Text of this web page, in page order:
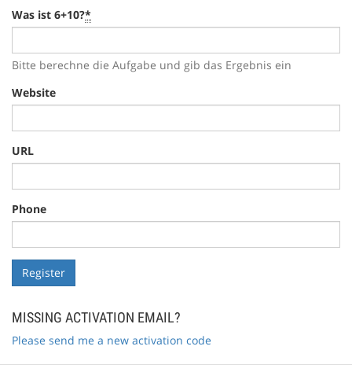
Was ist 6+10?*
Bitte berechne die Aufgabe und gib das Ergebnis ein
Website
URL
Phone
MISSING ACTIVATION EMAIL?
Please send me a new activation code